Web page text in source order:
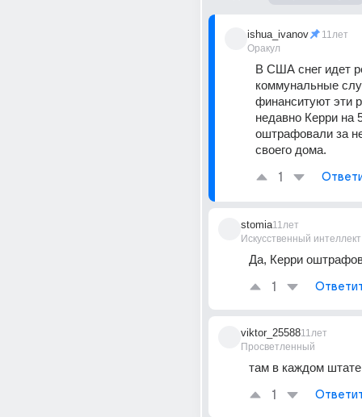
ishua_ivanov
Оракул
11лет
В США снег идет
коммунальные
финанситуют эти
недавно Керри на
оштрафовали за
своего дома.
1
stomia
Искусственный интеллект
11лет
Да, Керри
1
viktor_25588
Просветленный
11лет
там в каждом
1